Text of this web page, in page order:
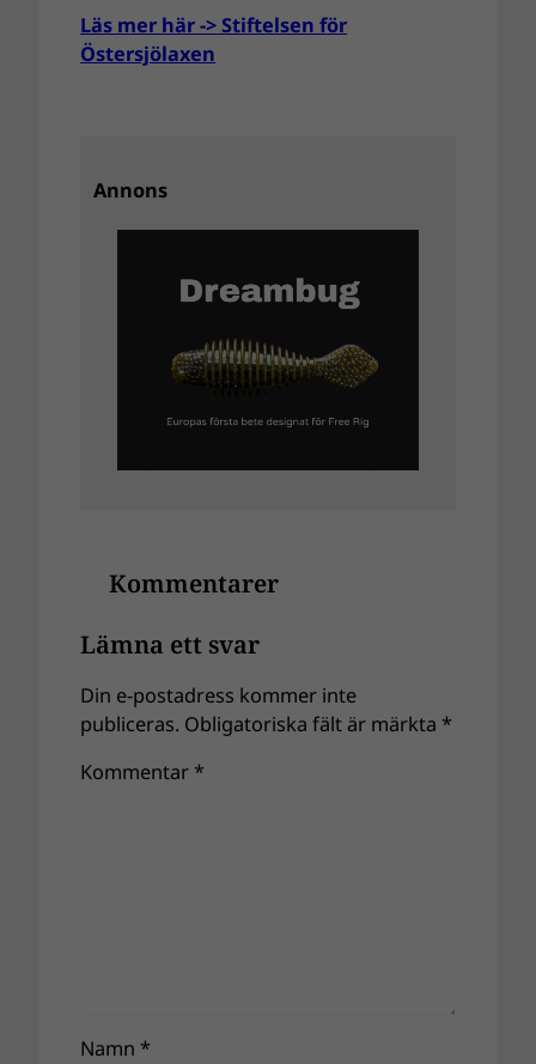
Läs mer här -> Stiftelsen för
Östersjölaxen
Annons
Kommentarer
Lämna ett svar
Din e-postadress kommer inte
publiceras. Obligatoriska fält är märkta *
Kommentar *
Namn *